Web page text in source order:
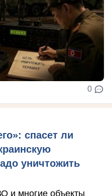
0
спасет ли
уничтожить
и многие объекты